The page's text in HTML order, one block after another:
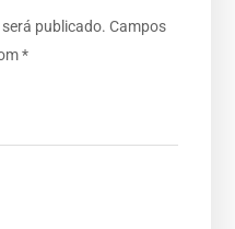
publicado. Campos
*